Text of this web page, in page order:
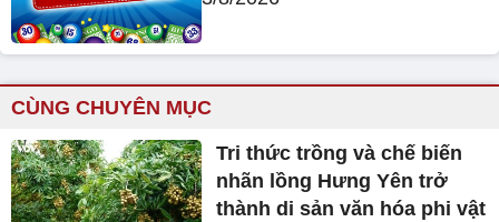
CÙNG CHUYÊN MỤC
Tri thức trồng và chế biến
nhãn lồng Hưng Yên trở
thành di sản văn hóa phi vật